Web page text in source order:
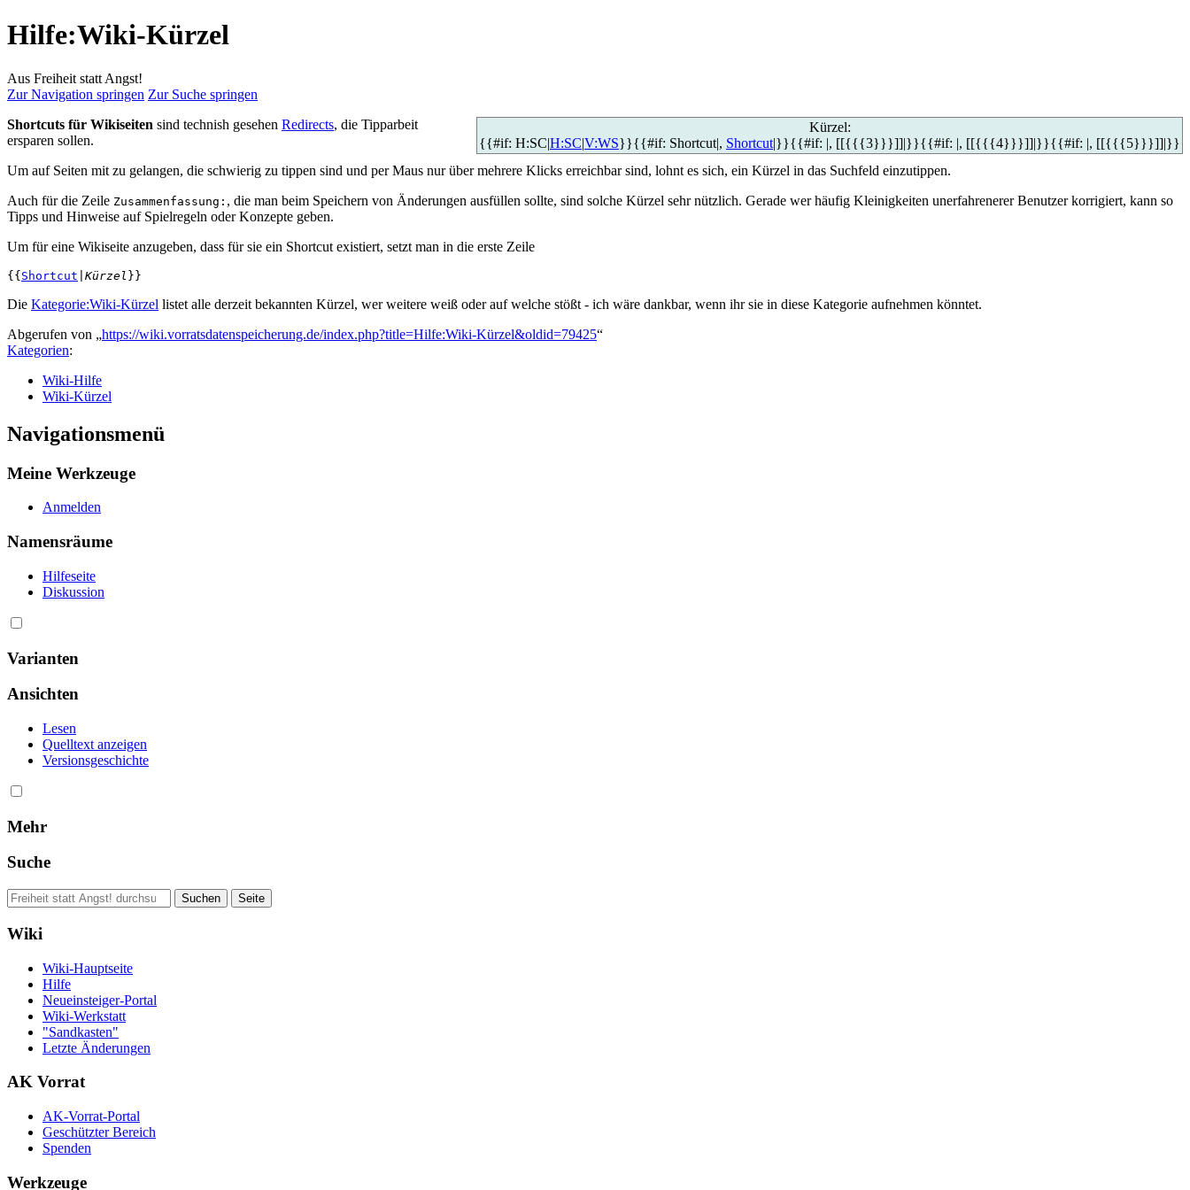
Hilfe:Wiki-Kürzel
Aus Freiheit statt Angst!
Zur Navigation springen Zur Suche springen
Kürzel:
{{#if: H:SC|H:SC|V:WS}}{{#if: Shortcut|, Shortcut|}}{{#if: |, [[{{{3}}}]]|}}{{#if: |, [[{{{4}}}]]|}}{{#if: |, [[{{{5}}}]]|}}
Shortcuts für Wikiseiten sind technish gesehen Redirects, die Tipparbeit
ersparen sollen.
Um auf Seiten mit zu gelangen, die schwierig zu tippen sind und per Maus nur über mehrere Klicks erreichbar sind, lohnt es sich, ein Kürzel in das Suchfeld einzutippen.
Auch für die Zeile Zusammenfassung: , die man beim Speichern von Änderungen ausfüllen sollte, sind solche Kürzel sehr nützlich. Gerade wer häufig Kleinigkeiten unerfahrenerer Benutzer korrigiert, kann so
Tipps und Hinweise auf Spielregeln oder Konzepte geben.
Um für eine Wikiseite anzugeben, dass für sie ein Shortcut existiert, setzt man in die erste Zeile
{{ Shortcut Kürzel
Die Kategorie:Wiki-Kürzel listet alle derzeit bekannten Kürzel, wer weitere weiß oder auf welche stößt - ich wäre dankbar, wenn ihr sie in diese Kategorie aufnehmen könntet.
Abgerufen von „https://wiki.vorratsdatenspeicherung.de/index.php?title=Hilfe:Wiki-Kürzel&oldid=79425“
Kategorien:
Wiki-Hilfe
Wiki-Kürzel
Navigationsmenü
Meine Werkzeuge
Anmelden
Namensräume
Hilfeseite
Diskussion
Varianten
Ansichten
Lesen
Quelltext anzeigen
Versionsgeschichte
Mehr
Suche
Wiki
Wiki-Hauptseite
Hilfe
Neueinsteiger-Portal
Wiki-Werkstatt
"Sandkasten"
Letzte Änderungen
AK Vorrat
AK-Vorrat-Portal
Geschützter Bereich
Spenden
Werkzeuge